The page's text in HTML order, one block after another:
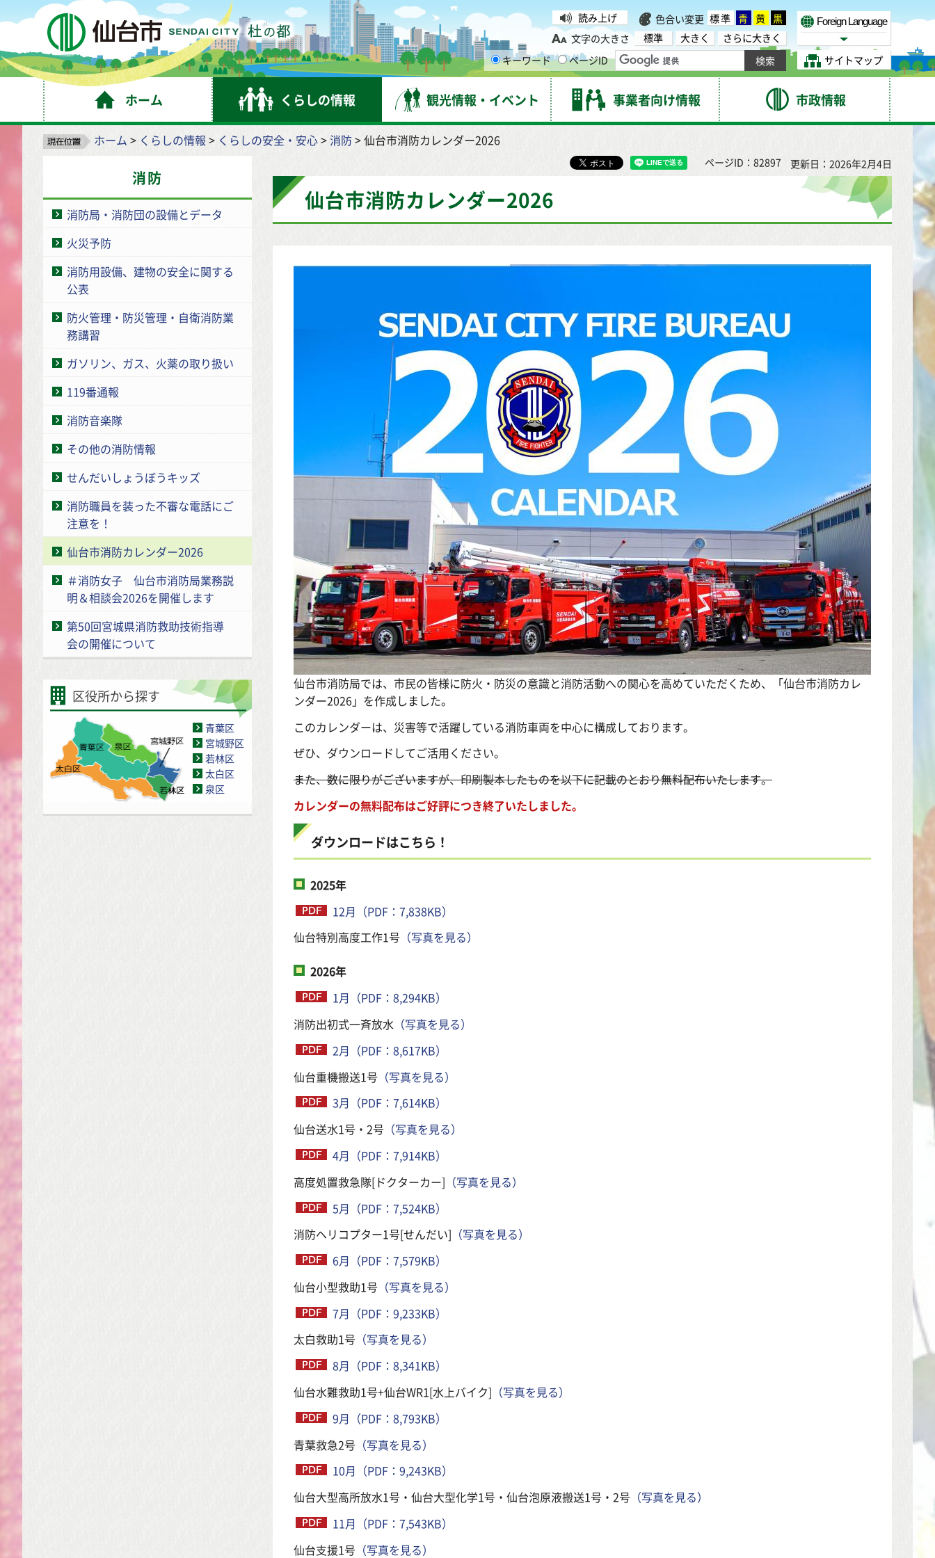
仙台市 読み上げ 色合い変更 標準 青 黄 黒
文字の大きさ
標準 大きく
さらに大きく
キーワード
ページID
Foreign Language
Select Language
サイトマップ
ホーム くらしの情報 観光情報・イベント 事業者向け情報 市政情報
ホーム > くらしの情報 > くらしの安全・安心> 消防> 仙台市消防カレンダー2026
消防
消防局・消防団の設備とデータ
火災予防
消防用設備、建物の安全に関する
公表
防火管理・防災管理・自衛消防業
務講習
ガソリン、ガス、火薬の取り扱い
119番通報
消防音楽隊
その他の消防情報
せんだいしょうぼうキッズ
消防職員を装った不審な電話にご
注意を！
仙台市消防カレンダー2026
＃消防女子 仙台市消防局業務説
明＆相談会2026を開催します
第50回宮城県消防救助技術指導
会の開催について
区役所から探す
青葉区
宮城野区
若林区
太白区
泉区
ページID：82897 更新日：2026年2月4日
仙台市消防カレンダー2026
仙台市消防局では、市民の皆様に防火・防災の意識と消防活動への関心を高めていただくため、「仙台市消防カレ
ンダー2026」を作成しました。
このカレンダーは、災害等で活躍している消防車両を中心に構成しております。
ぜひ、ダウンロードしてご活用ください。
また、数に限りがございますが、印刷製本したものを以下に記載のとおり無料配布いたします。
カレンダーの無料配布はご好評につき終了いたしました。
ダウンロードはこちら！
2025年
12月（PDF：7,838KB）
仙台特別高度工作1号 （写真を見る）
2026年
1月（PDF：8,294KB）
消防出初式一斉放水 （写真を見る）
2月（PDF：8,617KB）
仙台重機搬送1号 （写真を見る）
3月（PDF：7,614KB）
仙台送水1号・2号 （写真を見る）
4月（PDF：7,914KB）
高度処置救急隊[ドクターカー] （写真を見る）
5月（PDF：7,524KB）
消防ヘリコプター1号[せんだい] （写真を見る）
6月（PDF：7,579KB）
仙台小型救助1号 （写真を見る）
7月（PDF：9,233KB）
太白救助1号 （写真を見る）
8月（PDF：8,341KB）
仙台水難救助1号+仙台WR1[水上バイク] （写真を見る）
9月（PDF：8,793KB）
青葉救急2号 （写真を見る）
10月（PDF：9,243KB）
仙台大型高所放水1号・仙台大型化学1号・仙台泡原液搬送1号・2号 （写真を見る）
11月（PDF：7,543KB）
仙台支援1号 （写真を見る）